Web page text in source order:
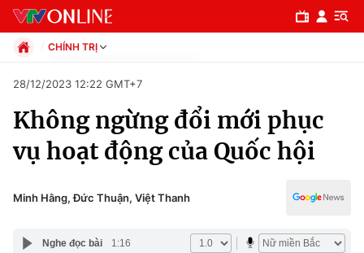
Chuyên mục
Chính trị
CHÍNH TRỊ
Xã hội
Pháp luật
Kinh tế
Thể thao
Văn hóa - Giải trí
Đời sống
28/12/2023 12:22 GMT+7
Không ngừng đổi mới phục
vụ hoạt động của Quốc hội
Minh Hằng, Đức Thuận, Việt Thanh
Nghe đọc bài 1:16